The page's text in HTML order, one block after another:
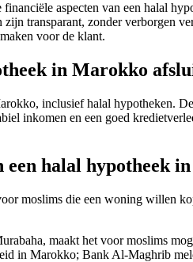
aspecten van een halal
transparant, zonder verborgen
voor de klant.
in Marokko
inclusief halal hypotheken.
inkomen en een goed
een halal hypotheek
moslims die een woning willen
maakt het voor moslims
in Marokko; Bank Al-Maghrib